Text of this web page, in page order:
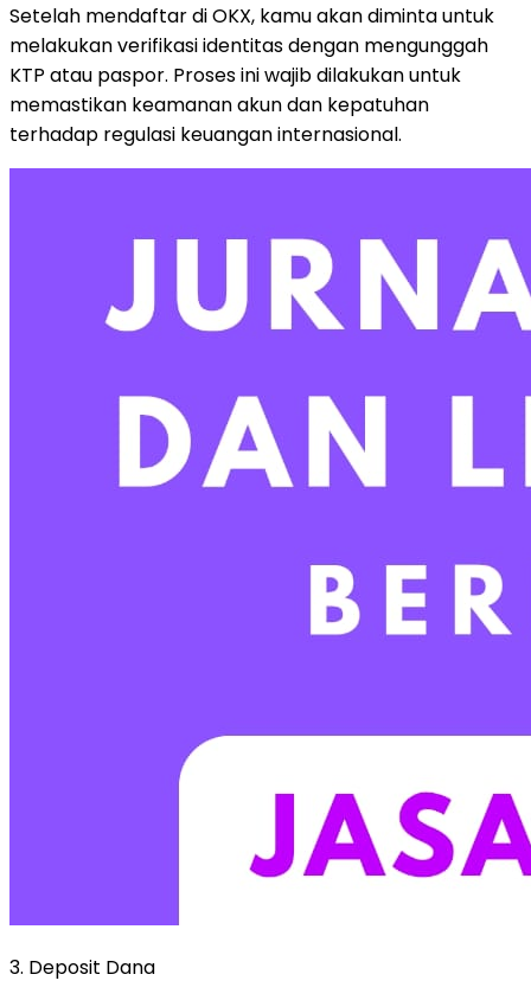
Setelah mendaftar di OKX, kamu akan diminta untuk
melakukan verifikasi identitas dengan mengunggah
KTP atau paspor. Proses ini wajib dilakukan untuk
memastikan keamanan akun dan kepatuhan
terhadap regulasi keuangan internasional.
3. Deposit Dana